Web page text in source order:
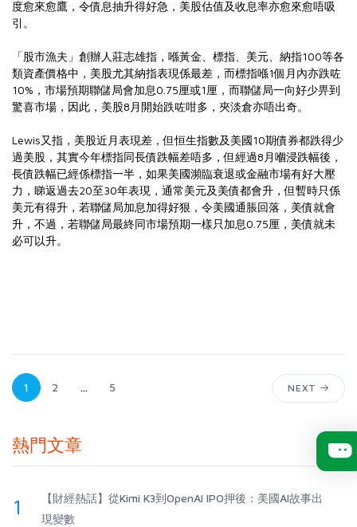
度愈來愈鷹，令債息抽升得好急，美股估值及收息率亦愈來愈唔吸
引。
「股市漁夫」創辦人莊志雄指，喺黃金、標指、美元、納指100等各
類資產價格中，美股尤其納指表現係最差，而標指喺1個月內亦跌咗
10%，市場預期聯儲局會加息0.75厘或1厘，而聯儲局一向好少畀到
驚喜市場，因此，美股8月開始跌咗咁多，夾淡倉亦唔出奇。
Lewis又指，美股近月表現差，但恒生指數及美國10期債券都跌得少
過美股，其實今年標指同長債跌幅差唔多，但經過8月嗰浸跌幅後，
長債跌幅已經係標指一半，如果美國瀕臨衰退或金融市場有好大壓
力，睇返過去20至30年表現，通常美元及美債都會升，但暫時只係
美元有得升，若聯儲局加息加得好狠，令美國通脹回落，美債就會
升，不過，若聯儲局最終同市場預期一樣只加息0.75厘，美債就未
必可以升。
1 2 ... 5 NEXT
熱門文章
1
【財經熱話】從Kimi K3到OpenAI IPO押後：美國AI故事出
現變數